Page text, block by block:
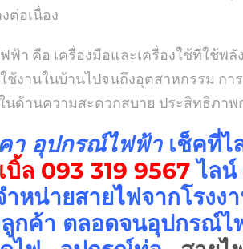
ต่อเนื่อง
ฟ้า คือ เครื่องมือและเครื่องใช้ที่ใช้
ช้งานในบ้านไปจนถึงอุตสาหกรรม กา
นด้านความสะดวกสบาย ประสิทธิภา
า อุปกรณ์ไฟฟ้าเช็คที่ไ
บิ้ล 093 319 9567 ไลน์
หน่ายสายไฟจากโรง
ลูกค้า ตลอดจนอุปกรณ์